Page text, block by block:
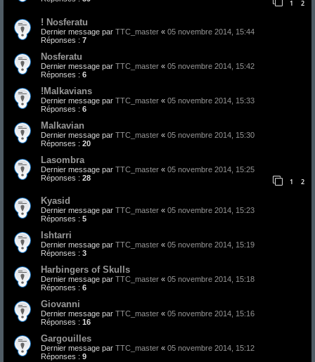
1 2
! Nosferatu
Dernier message par TTC_master « 05 novembre 2014, 15:44
Réponses : 7
Nosferatu
Dernier message par TTC_master « 05 novembre 2014, 15:42
Réponses : 6
!Malkavians
Dernier message par TTC_master « 05 novembre 2014, 15:33
Réponses : 6
Malkavian
Dernier message par TTC_master « 05 novembre 2014, 15:30
Réponses : 20
Lasombra
Dernier message par TTC_master « 05 novembre 2014, 15:25
Réponses : 28 1 2
Kyasid
Dernier message par TTC_master « 05 novembre 2014, 15:23
Réponses : 5
Ishtarri
Dernier message par TTC_master « 05 novembre 2014, 15:19
Réponses : 3
Harbingers of Skulls
Dernier message par TTC_master « 05 novembre 2014, 15:18
Réponses : 6
Giovanni
Dernier message par TTC_master « 05 novembre 2014, 15:16
Réponses : 16
Gargouilles
Dernier message par TTC_master « 05 novembre 2014, 15:12
Réponses : 9